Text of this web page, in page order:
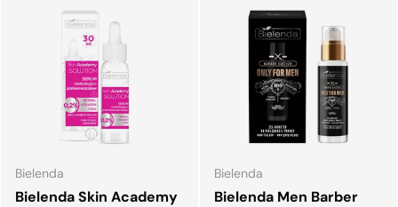
Bielenda
Bielenda Skin Academy
Bielenda
Bielenda Men Barber